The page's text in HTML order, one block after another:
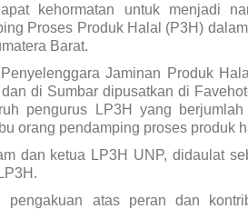
kehormatan untuk menjadi
Proses Produk Halal (P3H)
Barat.
Jaminan Produk
di Sumbar dipusatkan di
pengurus LP3H yang
orang pendamping proses produk
dan ketua LP3H UNP, didaulat
pengakuan atas peran dan